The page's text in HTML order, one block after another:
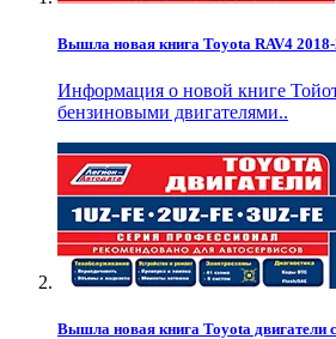
Вышла новая книга Toyota RAV4
Информация о новой книге
бензиновыми двигателями..
Вышла новая книга Toyota двигатели